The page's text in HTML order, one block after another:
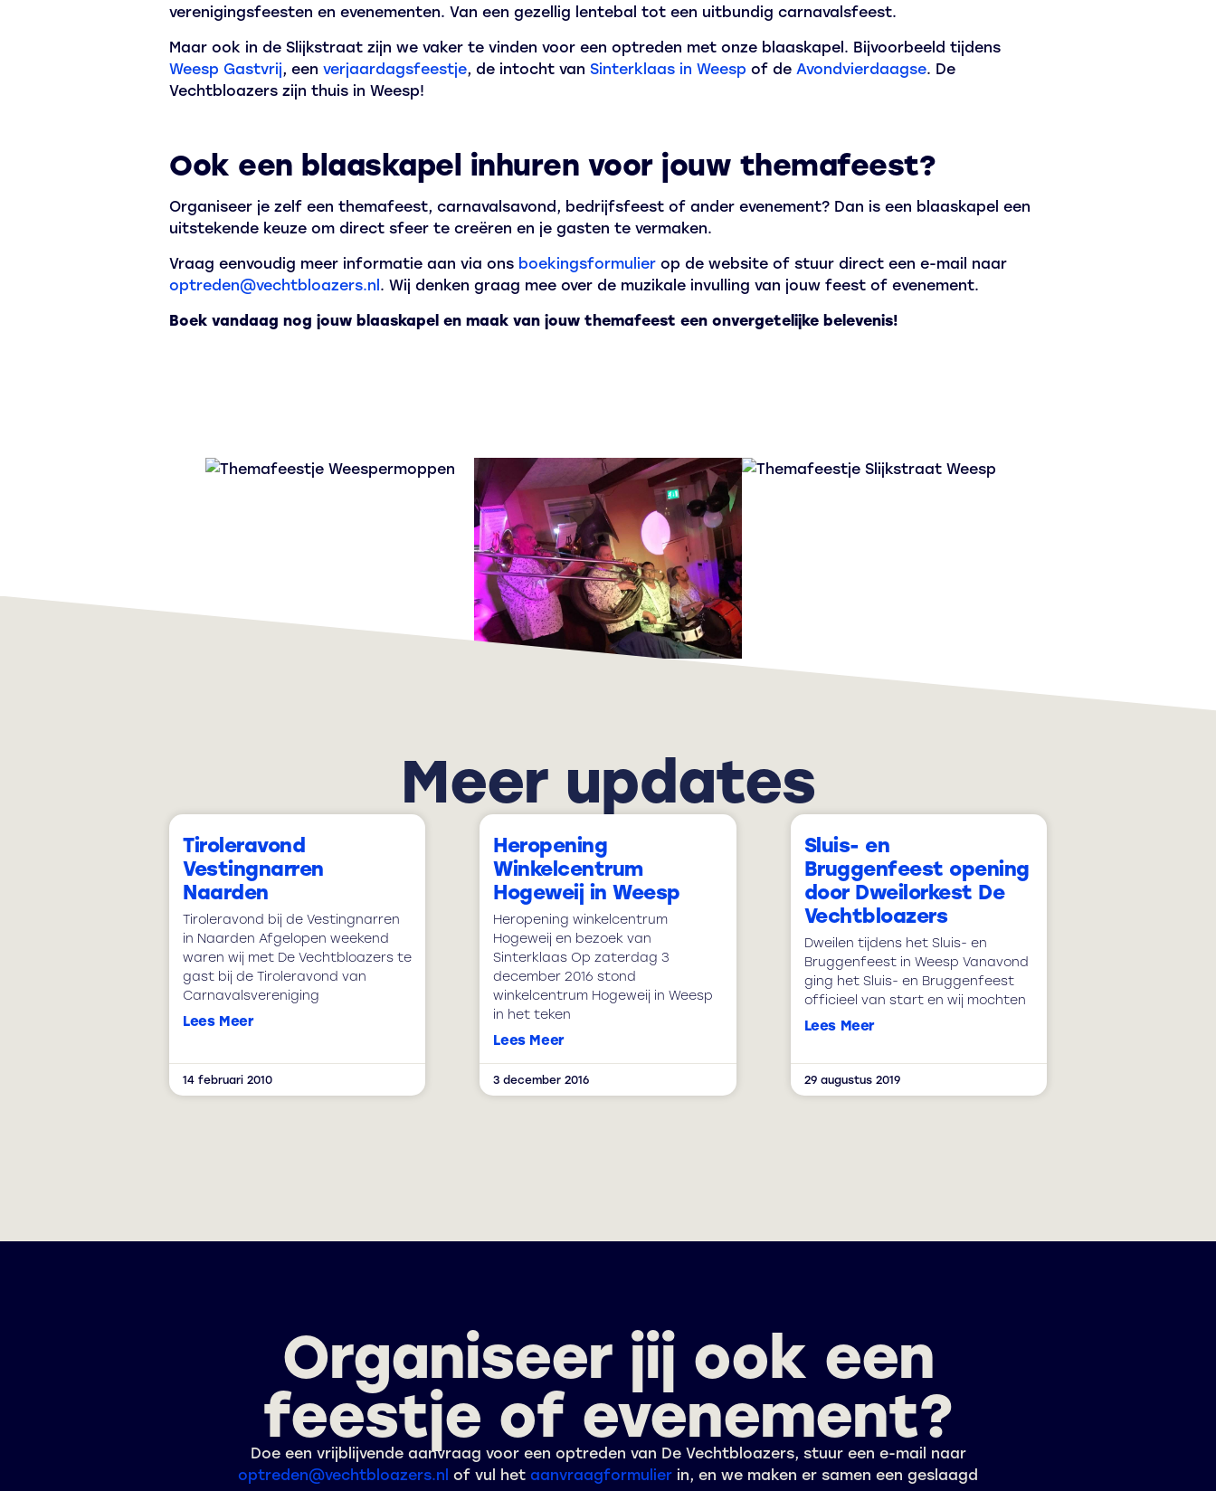
verenigingsfeesten en evenementen. Van een gezellig lentebal tot een uitbundig carnavalsfeest.
Maar ook in de Slijkstraat zijn we vaker te vinden voor een optreden met onze blaaskapel. Bijvoorbeeld tijdens
Weesp Gastvrij, een verjaardagsfeestje, de intocht van Sinterklaas in Weesp of de Avondvierdaagse. De
Vechtbloazers zijn thuis in Weesp!
Ook een blaaskapel inhuren voor jouw themafeest?
Organiseer je zelf een themafeest, carnavalsavond, bedrijfsfeest of ander evenement? Dan is een blaaskapel een
uitstekende keuze om direct sfeer te creëren en je gasten te vermaken.
Vraag eenvoudig meer informatie aan via ons boekingsformulier op de website of stuur direct een e-mail naar
optreden@vechtbloazers.nl. Wij denken graag mee over de muzikale invulling van jouw feest of evenement.
Boek vandaag nog jouw blaaskapel en maak van jouw themafeest een onvergetelijke belevenis!
Meer updates
Tiroleravond
Vestingnarren
Naarden
Tiroleravond bij de Vestingnarren
in Naarden Afgelopen weekend
waren wij met De Vechtbloazers te
gast bij de Tiroleravond van
Carnavalsvereniging
Lees Meer
14 februari 2010
Heropening
Winkelcentrum
Hogeweij in Weesp
Heropening winkelcentrum
Hogeweij en bezoek van
Sinterklaas Op zaterdag 3
december 2016 stond
winkelcentrum Hogeweij in Weesp
in het teken
Lees Meer
3 december 2016
Sluis- en
Bruggenfeest opening
door Dweilorkest De
Vechtbloazers
Dweilen tijdens het Sluis- en
Bruggenfeest in Weesp Vanavond
ging het Sluis- en Bruggenfeest
officieel van start en wij mochten
Lees Meer
29 augustus 2019
Organiseer jij ook een
feestje of evenement?
Doe een vrijblijvende aanvraag voor een optreden van De Vechtbloazers, stuur een e-mail naar
optreden@vechtbloazers.nl of vul het aanvraagformulier in, en we maken er samen een geslaagd